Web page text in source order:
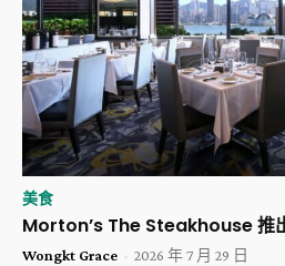
美食
Morton’s The Steakhouse 推
Wongkt Grace - 2026 年 7 月 29 日